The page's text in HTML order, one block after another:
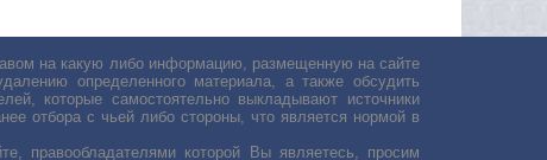
на какую либо информацию, размещенную на сайте
определенного материала, а также обсудить
которые самостоятельно выкладывают источники
отбора с чьей либо стороны, что является нормой в
правообладателями которой Вы являетесь, просим